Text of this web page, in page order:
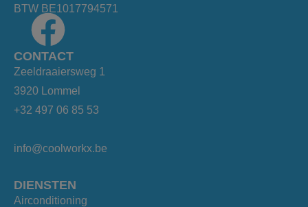
BTW BE1017794571
CONTACT
Zeeldraaiersweg 1
3920 Lommel
+32 497 06 85 53
info@coolworkx.be
DIENSTEN
Airconditioning